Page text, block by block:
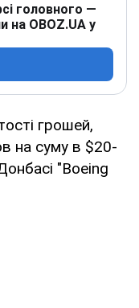
головного —
на OBOZ.UA у
грошей,
на суму в $20-
"Boeing